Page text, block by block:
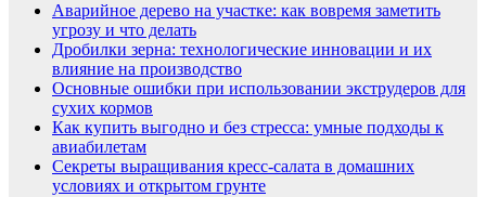
Аварийное дерево на участке: как вовремя заметить
угрозу и что делать
Дробилки зерна: технологические инновации и их
влияние на производство
Основные ошибки при использовании экструдеров для
сухих кормов
Как купить выгодно и без стресса: умные подходы к
авиабилетам
Секреты выращивания кресс-салата в домашних
условиях и открытом грунте